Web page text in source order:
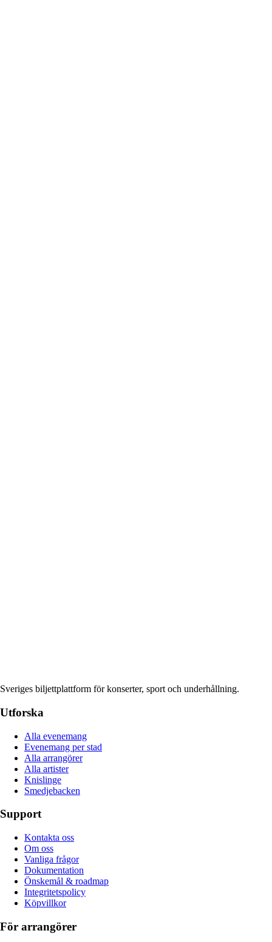
Sveriges biljettplattform för konserter, sport och underhållning.
Utforska
Alla evenemang
Evenemang per stad
Alla arrangörer
Alla artister
Knislinge
Smedjebacken
Support
Kontakta oss
Om oss
Vanliga frågor
Dokumentation
Önskemål & roadmap
Integritetspolicy
Köpvillkor
För arrangörer